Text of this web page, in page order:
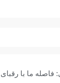
کمتر